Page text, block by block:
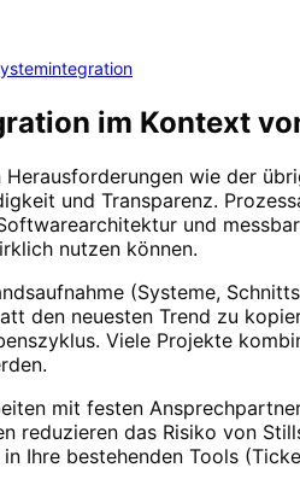
im Kontext
wie der
und Transparenz.
und
nutzen können.
(Systeme,
den neuesten Trend zu
Viele Projekte
mit festen
reduzieren das Risiko von
Ihre bestehenden Tools